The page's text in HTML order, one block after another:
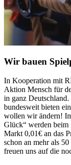
Wir bauen
In Kooperation mit
Aktion Mensch für
in ganz
bundesweit bieten
wollen wir ändern!
Glück“ werden
Markt 0,01€ an das
schon an mehr als
freuen uns auf die